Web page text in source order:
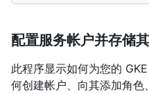
配置服务帐户并存储
此程序显示如何为您的
何创建帐户、向其添加角